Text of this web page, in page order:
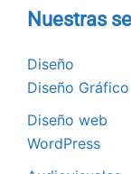
Nuestras
Diseño
Diseño Gráfico
Diseño web
WordPress